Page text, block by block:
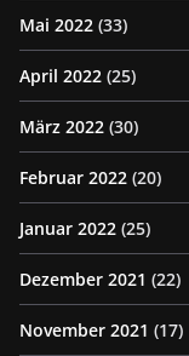
Mai 2022 (33)
April 2022 (25)
März 2022 (30)
Februar 2022 (20)
Januar 2022 (25)
Dezember 2021 (22)
November 2021 (17)